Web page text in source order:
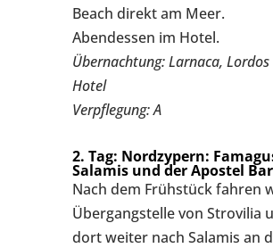
Beach direkt am Meer.
Abendessen im Hotel.
Übernachtung: Larnaca, Lordos
Hotel
Verpflegung: A
2. Tag: Nordzypern:
Salamis und der Apostel
Nach dem Frühstück fahren
Übergangstelle von Strovilia
dort weiter nach Salamis an